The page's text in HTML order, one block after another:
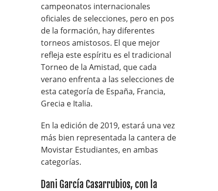
campeonatos internacionales
oficiales de selecciones, pero en pos
de la formación, hay diferentes
torneos amistosos. El que mejor
refleja este espíritu es el tradicional
Torneo de la Amistad, que cada
verano enfrenta a las selecciones de
esta categoría de España, Francia,
Grecia e Italia.
En la edición de 2019, estará una vez
más bien representada la cantera de
Movistar Estudiantes, en ambas
categorías.
Dani García Casarrubios, con la